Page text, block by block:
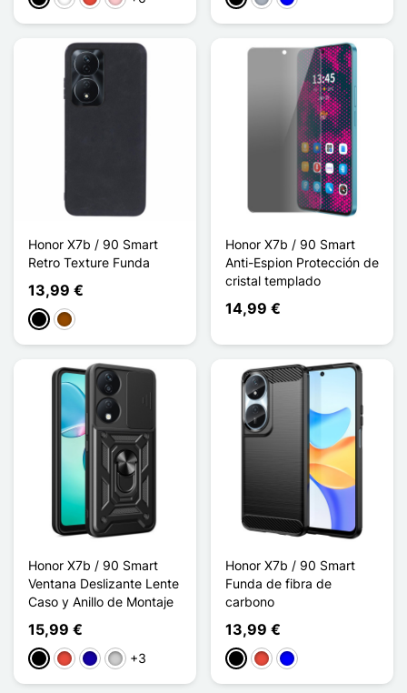
Honor X7b / 90 Smart
Retro Texture Funda
13,99 €
NegroMarrón
Honor X7b / 90 Smart
Anti-Espion Protección de
cristal templado
14,99 €
Honor X7b / 90 Smart
Ventana Deslizante Lente
Caso y Anillo de Montaje
15,99 €
NegroRojoAzul oscuro
Plata+3
Honor X7b / 90 Smart
Funda de fibra de
carbono
13,99 €
NegroRojoAzul